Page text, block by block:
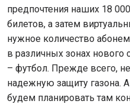
предпочтения наших 18
билетов, а затем
нужное количество
в различных зонах нового
– футбол. Прежде всего,
надежную защиту газона.
будем планировать там